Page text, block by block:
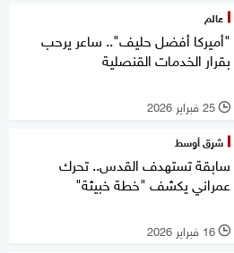
عالم
"أميركا أفضل حليف".. ساعر يرحب
بقرار الخدمات القنصلية
l 25 فبراير 2026
شرق أوسط
سابقة تستهدف القدس.. تحرك
عمراني يكشف "خطة خبيثة"
l 16 فبراير 2026